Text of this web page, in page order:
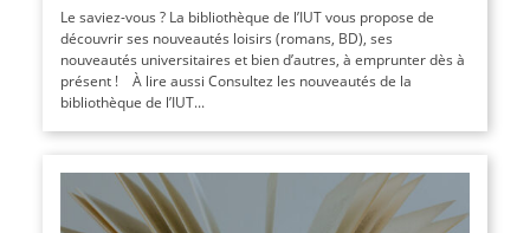
Le saviez-vous ? La bibliothèque de l’IUT vous propose de
découvrir ses nouveautés loisirs (romans, BD), ses
nouveautés universitaires et bien d’autres, à emprunter dès à
présent ! À lire aussi Consultez les nouveautés de la
bibliothèque de l’IUT...